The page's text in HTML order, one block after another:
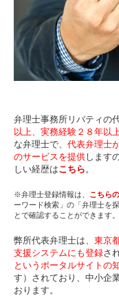
弁理士事務所リバティの
以上、実務経験２８年以
な弁理士で、 代表弁理士
のサービスを提供します
しい経歴はこちら 。
※弁理士登録情報は、 こちら
ーワード検索」の「弁理士を
とで確認することができます。
弊所代表弁理士は、 東京
支援システムにも登録さ
というポータルサイトの
す）されており、中小企
おります。